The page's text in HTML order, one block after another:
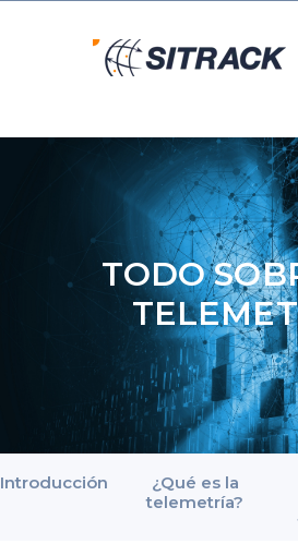
TODO
Introducción
¿Qué es la
telemetría?